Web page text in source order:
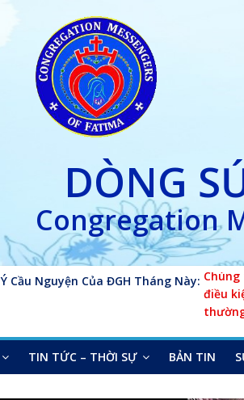
DÒNG
Congregation
Ý Cầu Nguyện Của ĐGH Tháng Này:
điều
TIN TỨC – THỜI SỰ BẢN TIN